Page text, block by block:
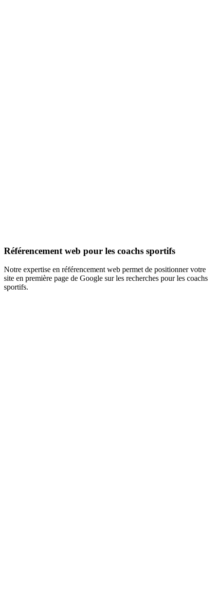
Référencement web pour les coachs sportifs
Notre expertise en référencement web permet de positionner votre
site en première page de Google sur les recherches pour les coachs
sportifs.